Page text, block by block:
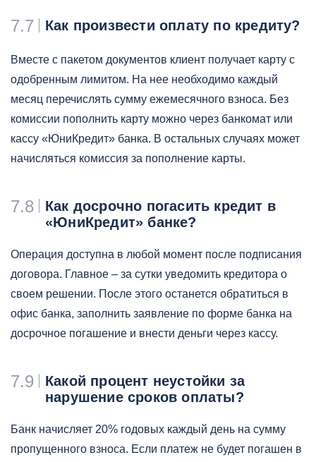
7.7 Как произвести оплату по кредиту?
Вместе с пакетом документов клиент получает карту с
одобренным лимитом. На нее необходимо каждый
месяц перечислять сумму ежемесячного взноса. Без
комиссии пополнить карту можно через банкомат или
кассу «ЮниКредит» банка. В остальных случаях может
начисляться комиссия за пополнение карты.
7.8
Как досрочно погасить кредит в
«ЮниКредит» банке?
Операция доступна в любой момент после подписания
договора. Главное – за сутки уведомить кредитора о
своем решении. После этого останется обратиться в
офис банка, заполнить заявление по форме банка на
досрочное погашение и внести деньги через кассу.
7.9
Какой процент неустойки за
нарушение сроков оплаты?
Банк начисляет 20% годовых каждый день на сумму
пропущенного взноса. Если платеж не будет погашен в